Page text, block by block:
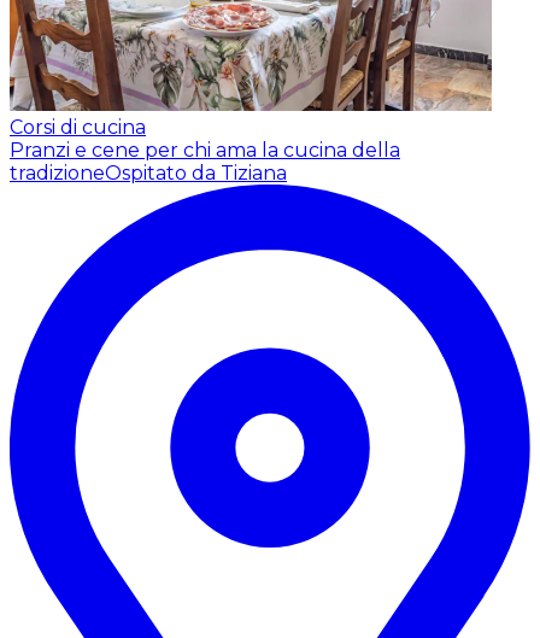
Corsi di cucina
Pranzi e cene per chi ama la cucina della
tradizioneOspitato da Tiziana